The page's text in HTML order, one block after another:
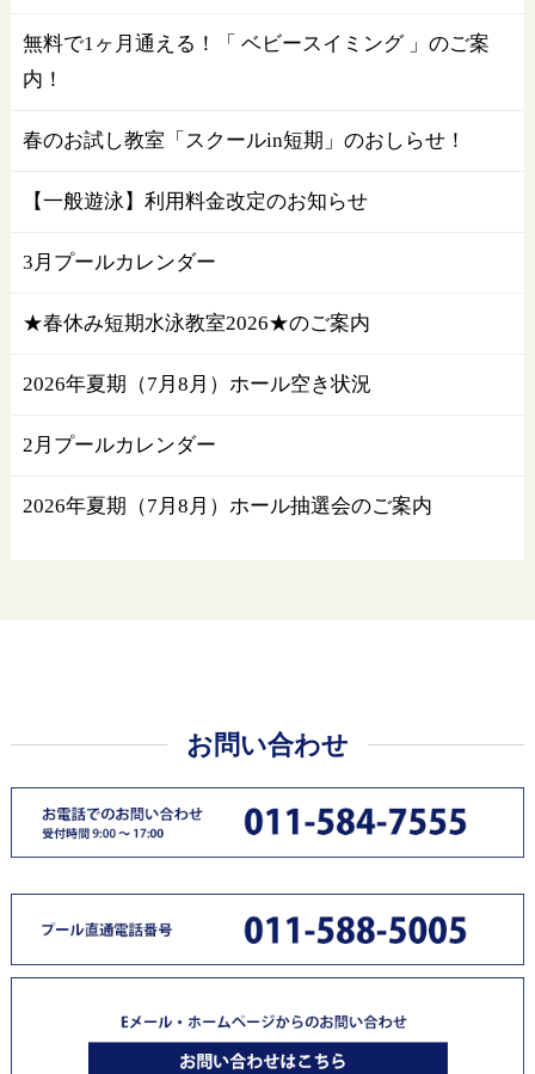
無料で1ヶ月通える！「 ベビースイミング 」のご案
内！
春のお試し教室「スクールin短期」のおしらせ！
【一般遊泳】利用料金改定のお知らせ
3月プールカレンダー
★春休み短期水泳教室2026★のご案内
2026年夏期（7月8月）ホール空き状況
2月プールカレンダー
2026年夏期（7月8月）ホール抽選会のご案内
お問い合わせ